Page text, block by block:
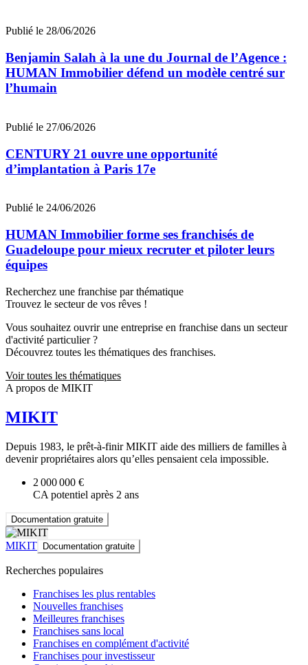
Publié le 28/06/2026
Benjamin Salah à la une du Journal de l’Agence :
HUMAN Immobilier défend un modèle centré sur
l’humain
Publié le 27/06/2026
CENTURY 21 ouvre une opportunité
d’implantation à Paris 17e
Publié le 24/06/2026
HUMAN Immobilier forme ses franchisés de
Guadeloupe pour mieux recruter et piloter leurs
équipes
Recherchez une franchise par thématique
Trouvez le secteur de vos rêves !
Vous souhaitez ouvrir une entreprise en franchise dans un secteur
d'activité particulier ?
Découvrez toutes les thématiques des franchises.
Voir toutes les thématiques
A propos de MIKIT
MIKIT
Depuis 1983, le prêt-à-finir MIKIT aide des milliers de familles à
devenir propriétaires alors qu’elles pensaient cela impossible.
2 000 000 €
CA potentiel après 2 ans
Documentation gratuite
MIKIT Documentation gratuite
Recherches populaires
Franchises les plus rentables
Nouvelles franchises
Meilleures franchises
Franchises sans local
Franchises en complément d'activité
Franchises pour investisseur